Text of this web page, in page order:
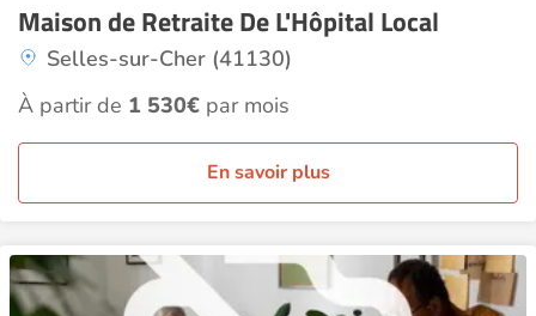
Maison de Retraite De L'Hôpital Local
Selles-sur-Cher (41130)
À partir de 1 530€ par mois
En savoir plus